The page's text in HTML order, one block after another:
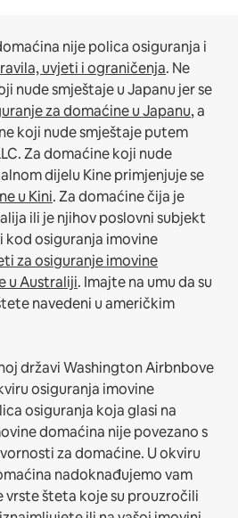
nije polica osiguranja i
uvjeti i ograničenja. Ne
nude smještaje u Japanu jer se
za domaćine u Japanu, a
koji nude smještaje putem
Za domaćine koji nude
dijelu Kine primjenjuje se
u Kini.Za domaćine čija je
ili je njihov poslovni subjekt
osiguranja imovine
za osiguranje imovine
u Australiji. Imajte na umu da su
navedeni u američkim
državi Washington Airbnbove
osiguranja imovine
osiguranja koja glasi na
domaćina nije povezano s
za domaćine. U okviru
nadoknađujemo vam
vrste šteta koje su prouzročili